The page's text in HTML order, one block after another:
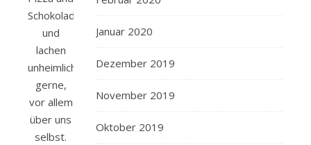
Schokolade
und
lachen
unheimlich
gerne,
vor allem
über uns
selbst.
Januar 2020
Dezember 2019
November 2019
Oktober 2019